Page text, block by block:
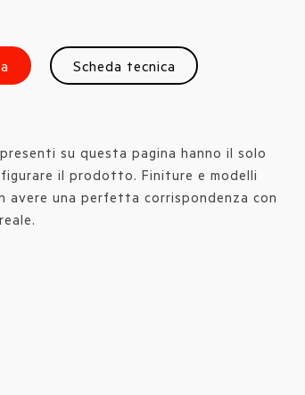
Scheda tecnica
su questa pagina hanno il solo
il prodotto. Finiture e modelli
avere una perfetta corrispondenza con